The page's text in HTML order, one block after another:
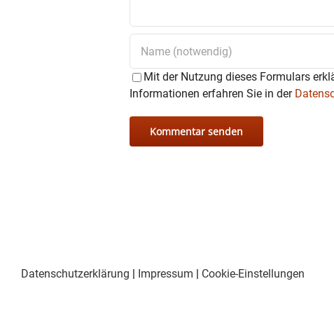
Mit der Nutzung dieses Formulars
Informationen erfahren Sie in der
Datenschutzerklärung | Impressum | Cookie-Einstellungen